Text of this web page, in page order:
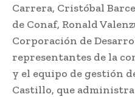
Carrera, Cristóbal
de Conaf, Ronald
Corporación de
representantes de la
y el equipo de gestión
Castillo, que administra